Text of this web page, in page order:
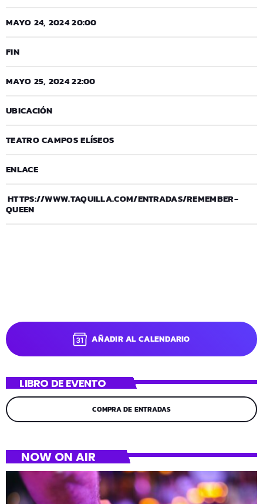
MAYO 24, 2024 20:00
FIN
MAYO 25, 2024 22:00
UBICACIÓN
TEATRO CAMPOS ELÍSEOS
ENLACE
HTTPS://WWW.TAQUILLA.COM/ENTRADAS/REMEMBER-
QUEEN
AÑADIR AL CALENDARIO
LIBRO DE EVENTO
COMPRA DE ENTRADAS
NOW ON AIR